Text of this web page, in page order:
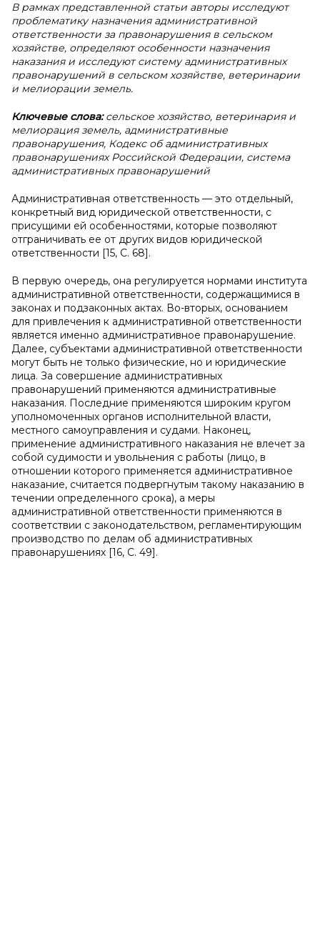
В рамках представленной статьи авторы исследуют
проблематику назначения административной
ответственности за правонарушения в сельском
хозяйстве, определяют особенности назначения
наказания и исследуют систему административных
правонарушений в сельском хозяйстве, ветеринарии
и мелиорации земель.
Ключевые слова:сельское хозяйство, ветеринария и
мелиорация земель, административные
правонарушения, Кодекс об административных
правонарушениях Российской Федерации, система
административных правонарушений
Административная ответственность — это отдельный,
конкретный вид юридической ответственности, с
присущими ей особенностями, которые позволяют
отграничивать ее от других видов юридической
ответственности [15, C. 68].
В первую очередь, она регулируется нормами института
административной ответственности, содержащимися в
законах и подзаконных актах. Во-вторых, основанием
для привлечения к административной ответственности
является именно административное правонарушение.
Далее, субъектами административной ответственности
могут быть не только физические, но и юридические
лица. За совершение административных
правонарушений применяются административные
наказания. Последние применяются широким кругом
уполномоченных органов исполнительной власти,
местного самоуправления и судами. Наконец,
применение административного наказания не влечет за
собой судимости и увольнения с работы (лицо, в
отношении которого применяется административное
наказание, считается подвергнутым такому наказанию в
течении определенного срока), а меры
административной ответственности применяются в
соответствии с законодательством, регламентирующим
производство по делам об административных
правонарушениях [16, C. 49].